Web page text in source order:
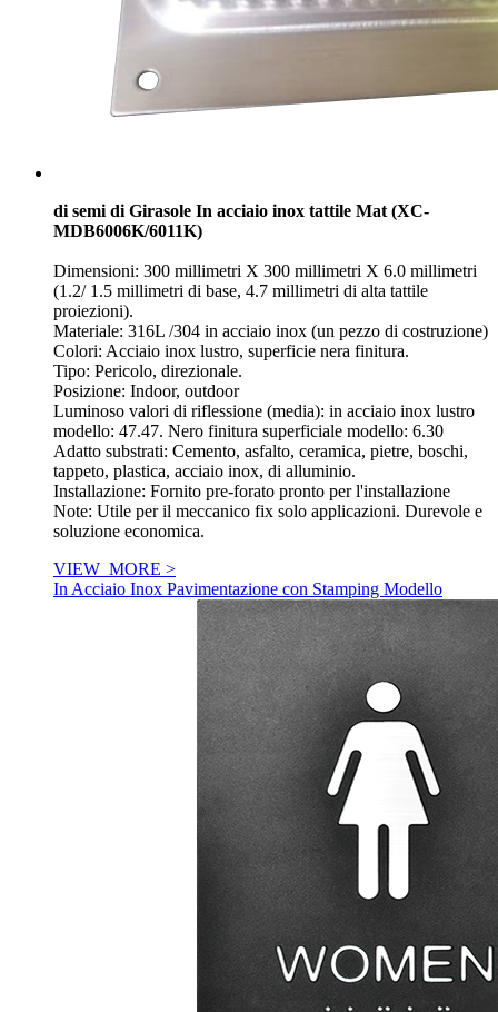
di semi di Girasole In acciaio inox tattile Mat (XC-
MDB6006K/6011K)
Dimensioni: 300 millimetri X 300 millimetri X 6.0 millimetri
(1.2/ 1.5 millimetri di base, 4.7 millimetri di alta tattile
proiezioni).
Materiale: 316L /304 in acciaio inox (un pezzo di costruzione)
Colori: Acciaio inox lustro, superficie nera finitura.
Tipo: Pericolo, direzionale.
Posizione: Indoor, outdoor
Luminoso valori di riflessione (media): in acciaio inox lustro
modello: 47.47. Nero finitura superficiale modello: 6.30
Adatto substrati: Cemento, asfalto, ceramica, pietre, boschi,
tappeto, plastica, acciaio inox, di alluminio.
Installazione: Fornito pre-forato pronto per l'installazione
Note: Utile per il meccanico fix solo applicazioni. Durevole e
soluzione economica.
VIEW_MORE >
In Acciaio Inox Pavimentazione con Stamping Modello